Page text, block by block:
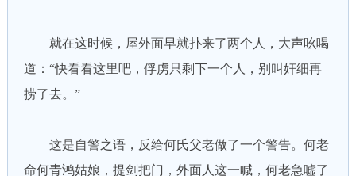
就在这时候，屋外面早就扑来了两个人，大声吆喝
道：“快看看这里吧，俘虏只剩下一个人，别叫奸细再
捞了去。”
这是自警之语，反给何氏父老做了一个警告。何老
命何青鸿姑娘，提剑把门，外面人这一喊，何老急嘘了